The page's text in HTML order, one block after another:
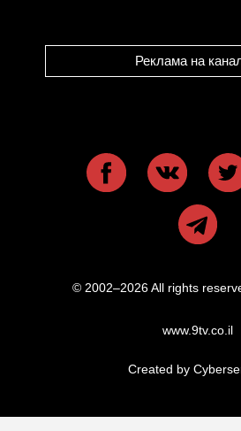
Реклама на
© 2002–2026 All rights
www.9tv.co.il
Created by